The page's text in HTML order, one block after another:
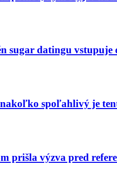
datingu vstupuje
spoľahlivý je
prišla výzva pred